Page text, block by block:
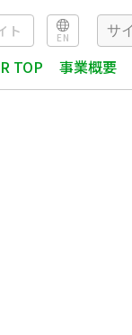
TOP 事業概要
ト EN